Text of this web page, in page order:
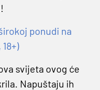
ponudi na
svijeta ovog će
Napuštaju ih